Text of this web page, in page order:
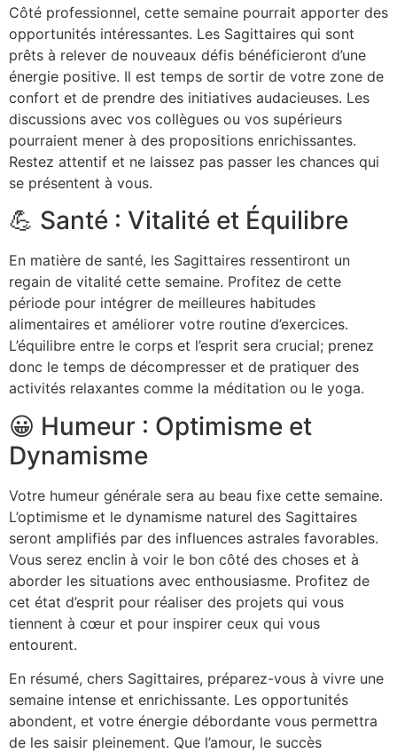
Côté professionnel, cette semaine pourrait apporter des
opportunités intéressantes. Les Sagittaires qui sont
prêts à relever de nouveaux défis bénéficieront d’une
énergie positive. Il est temps de sortir de votre zone de
confort et de prendre des initiatives audacieuses. Les
discussions avec vos collègues ou vos supérieurs
pourraient mener à des propositions enrichissantes.
Restez attentif et ne laissez pas passer les chances qui
se présentent à vous.
💪 Santé : Vitalité et Équilibre
En matière de santé, les Sagittaires ressentiront un
regain de vitalité cette semaine. Profitez de cette
période pour intégrer de meilleures habitudes
alimentaires et améliorer votre routine d’exercices.
L’équilibre entre le corps et l’esprit sera crucial; prenez
donc le temps de décompresser et de pratiquer des
activités relaxantes comme la méditation ou le yoga.
😀 Humeur : Optimisme et
Dynamisme
Votre humeur générale sera au beau fixe cette semaine.
L’optimisme et le dynamisme naturel des Sagittaires
seront amplifiés par des influences astrales favorables.
Vous serez enclin à voir le bon côté des choses et à
aborder les situations avec enthousiasme. Profitez de
cet état d’esprit pour réaliser des projets qui vous
tiennent à cœur et pour inspirer ceux qui vous
entourent.
En résumé, chers Sagittaires, préparez-vous à vivre une
semaine intense et enrichissante. Les opportunités
abondent, et votre énergie débordante vous permettra
de les saisir pleinement. Que l’amour, le succès